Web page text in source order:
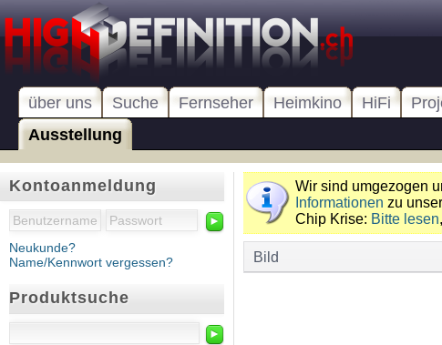
über uns Suche Fernseher Heimkino HiFi
Ausstellung
Kontoanmeldung
►
Neukunde?
Name/Kennwort vergessen?
Produktsuche
►
Wir sind umgezogen
Informationen zu
Chip Krise: Bitte lesen
Bild